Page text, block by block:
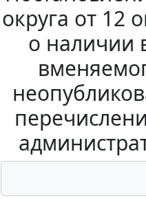
округа от 12
о наличии